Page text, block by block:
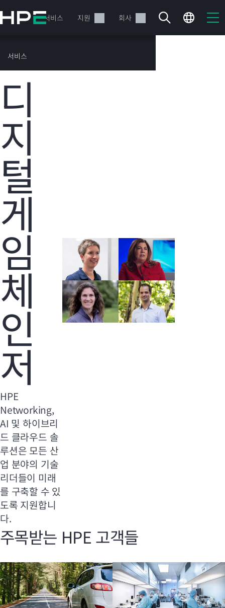
요
건
너
기
제품 서비스 지원 회사
서비스
HPE 고객 성공
디
지
털
게
임
체
인
저
HPE
Networking,
AI 및 하이브리
드 클라우드 솔
루션은 모든 산
업 분야의 기술
리더들이 미래
를 구축할 수 있
도록 지원합니
다.
주목받는 HPE 고객들